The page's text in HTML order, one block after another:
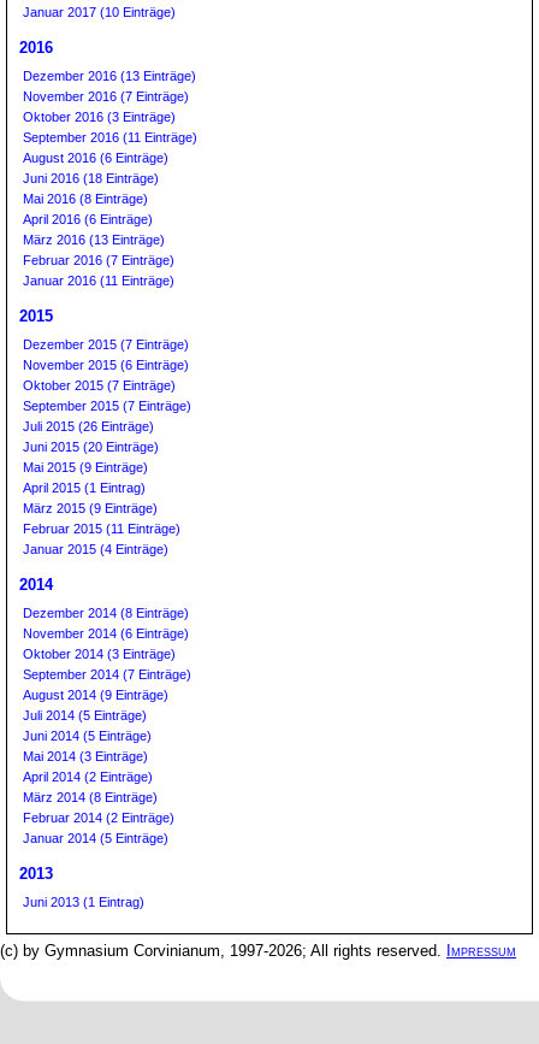
Januar 2017 (10 Einträge)
2016
Dezember 2016 (13 Einträge)
November 2016 (7 Einträge)
Oktober 2016 (3 Einträge)
September 2016 (11 Einträge)
August 2016 (6 Einträge)
Juni 2016 (18 Einträge)
Mai 2016 (8 Einträge)
April 2016 (6 Einträge)
März 2016 (13 Einträge)
Februar 2016 (7 Einträge)
Januar 2016 (11 Einträge)
2015
Dezember 2015 (7 Einträge)
November 2015 (6 Einträge)
Oktober 2015 (7 Einträge)
September 2015 (7 Einträge)
Juli 2015 (26 Einträge)
Juni 2015 (20 Einträge)
Mai 2015 (9 Einträge)
April 2015 (1 Eintrag)
März 2015 (9 Einträge)
Februar 2015 (11 Einträge)
Januar 2015 (4 Einträge)
2014
Dezember 2014 (8 Einträge)
November 2014 (6 Einträge)
Oktober 2014 (3 Einträge)
September 2014 (7 Einträge)
August 2014 (9 Einträge)
Juli 2014 (5 Einträge)
Juni 2014 (5 Einträge)
Mai 2014 (3 Einträge)
April 2014 (2 Einträge)
März 2014 (8 Einträge)
Februar 2014 (2 Einträge)
Januar 2014 (5 Einträge)
2013
Juni 2013 (1 Eintrag)
(c) by Gymnasium Corvinianum, 1997-2026; All rights reserved. Impressum